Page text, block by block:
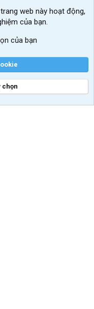
web này hoạt động,
của bạn.
của bạn
chọn